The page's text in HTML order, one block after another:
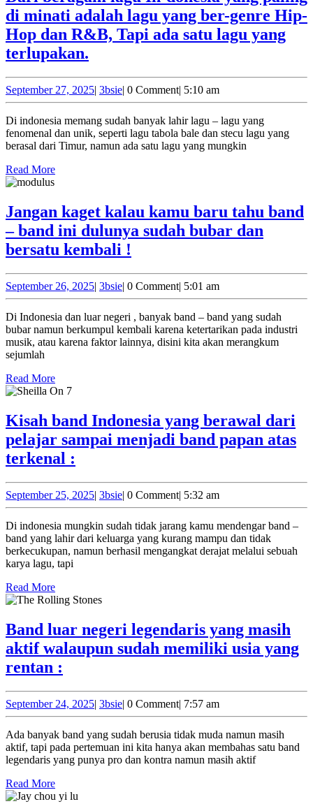
di minati adalah lagu yang ber-genre Hip-
Hop dan R&B, Tapi ada satu lagu yang
terlupakan.
lagu
donesia
yang
minati
adalah
lagu
yang
ber-
genre
Hip-
Hop
ada
satu
lagu
terlupakan.
September 27, 2025September
27,
| 3bsie3bsie
| 0 Comment| 5:10 am
Di indonesia memang sudah banyak lahir lagu – lagu yang
fenomenal dan unik, seperti lagu tabola bale dan stecu lagu yang
berasal dari Timur, namun ada satu lagu yang mungkin
Read MoreRead
Jangan kaget kalau kamu baru tahu band
– band ini dulunya sudah bubar dan
bersatu kembali !
kalau
kamu
baru
tahu
ini
dulunya
dan
bersatu
kembali
!
September 26, 2025September
26,
| 3bsie3bsie
| 0 Comment| 5:01 am
Di Indonesia dan luar negeri , banyak band – band yang sudah
bubar namun berkumpul kembali karena ketertarikan pada industri
musik, atau karena faktor lainnya, disini kita akan merangkum
sejumlah
Read MoreRead
More
Kisah band Indonesia yang berawal dari
pelajar sampai menjadi band papan atas
terkenal :
Indonesia
yang
berawal
dari
menjadi
band
papan
:
September 25, 2025September
25,
2025
| 3bsie3bsie
| 0 Comment| 5:32 am
Di indonesia mungkin sudah tidak jarang kamu mendengar band –
band yang lahir dari keluarga yang kurang mampu dan tidak
berkecukupan, namun berhasil mengangkat derajat melalui sebuah
karya lagu, tapi
Read MoreRead
More
Band luar negeri legendaris yang masih
aktif walaupun sudah memiliki usia yang
rentan :
negeri
legendaris
yang
masih
walaupun
September 24, 2025September
24,
| 3bsie3bsie
| 0 Comment| 7:57 am
Ada banyak band yang sudah berusia tidak muda namun masih
aktif, tapi pada pertemuan ini kita hanya akan membahas satu band
legendaris yang punya pro dan kontra namun masih aktif
Read MoreRead
More